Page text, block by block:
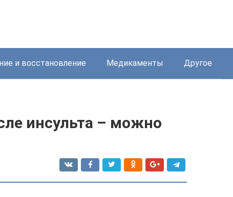
и восстановление Медикаменты Другое
инсульта – можно